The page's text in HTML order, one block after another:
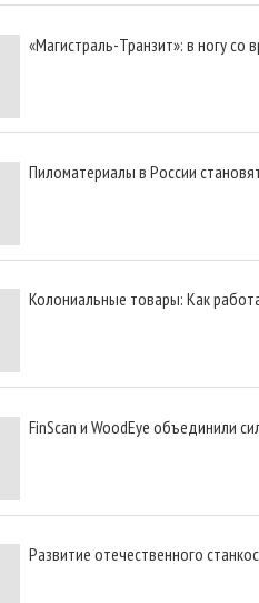
«Магистраль-Транзит»: в ногу со
Пиломатериалы в России
Колониальные товары: Как
FinScan и WoodEye объединили
Развитие отечественного